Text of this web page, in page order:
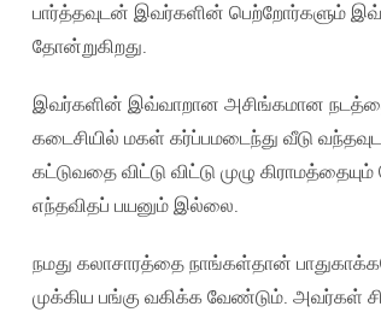
பார்த்தவுடன் இவர்களின் பெற்றோர்களும்
தோன்றுகிறது.
இவர்களின் இவ்வாறான அசிங்கமான
கடைசியில் மகள் கர்ப்பமடைந்து வீடு
கட்டுவதை விட்டு விட்டு முழு
எந்தவிதப் பயனும் இல்லை.
நமது கலாசாரத்தை நாங்கள்தான்
முக்கிய பங்கு வகிக்க வேண்டும். அவர்கள்